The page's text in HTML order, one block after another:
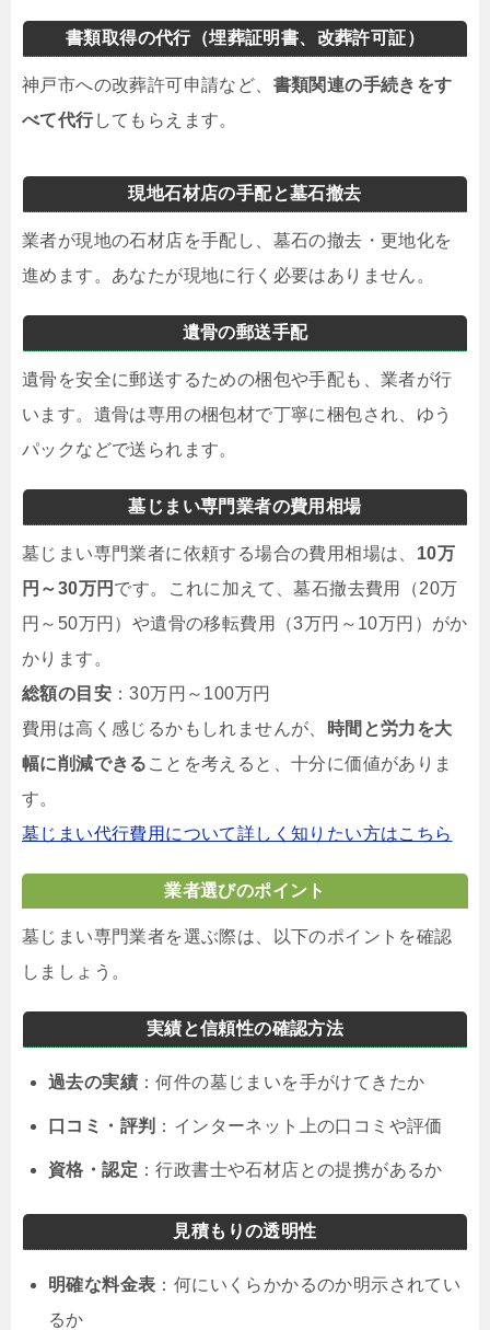
書類取得の代行（埋葬証明書、改葬許可証）
神戸市への改葬許可申請など、 書類関連の手続きをす
べて代行してもらえます。
現地石材店の手配と墓石撤去
業者が現地の石材店を手配し、墓石の撤去・更地化を
進めます。あなたが現地に行く必要はありません。
遺骨の郵送手配
遺骨を安全に郵送するための梱包や手配も、業者が行
います。遺骨は専用の梱包材で丁寧に梱包され、ゆう
パックなどで送られます。
墓じまい専門業者の費用相場
墓じまい専門業者に依頼する場合の費用相場は、 10万
円～30万円 です。これに加えて、墓石撤去費用（20万
円～50万円）や遺骨の移転費用（3万円～10万円）がか
かります。
総額の目安 ：30万円～100万円
費用は高く感じるかもしれませんが、
時間と労力を大
幅に削減できる ことを考えると、十分に価値がありま
す。
墓じまい代行費用について詳しく知りたい方はこちら
業者選びのポイント
墓じまい専門業者を選ぶ際は、以下のポイントを確認
しましょう。
実績と信頼性の確認方法
過去の実績 ：何件の墓じまいを手がけてきたか
口コミ・評判 ：インターネット上の口コミや評価
資格・認定 ：行政書士や石材店との提携があるか
見積もりの透明性
明確な料金表 ：何にいくらかかるのか明示されてい
るか